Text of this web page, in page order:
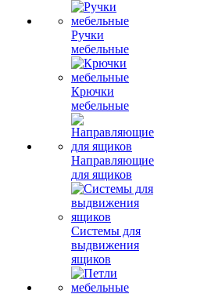
Ручки
мебельные
Крючки
мебельные
Направляющие
для ящиков
Системы для
выдвижения
ящиков